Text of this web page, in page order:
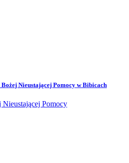
Nieustającej Pomocy w Bibicach
Pomocy